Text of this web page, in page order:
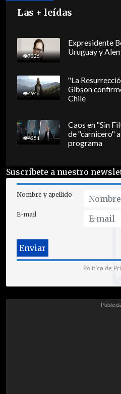
Las + leídas
7326
Expresidente
Uruguay y
4946
"La
Gibson
Chile
4351
Caos en "Sin
de "carnicero"
programa
Suscríbete a nuestro
Nombre y apellido
E-mail
Política de